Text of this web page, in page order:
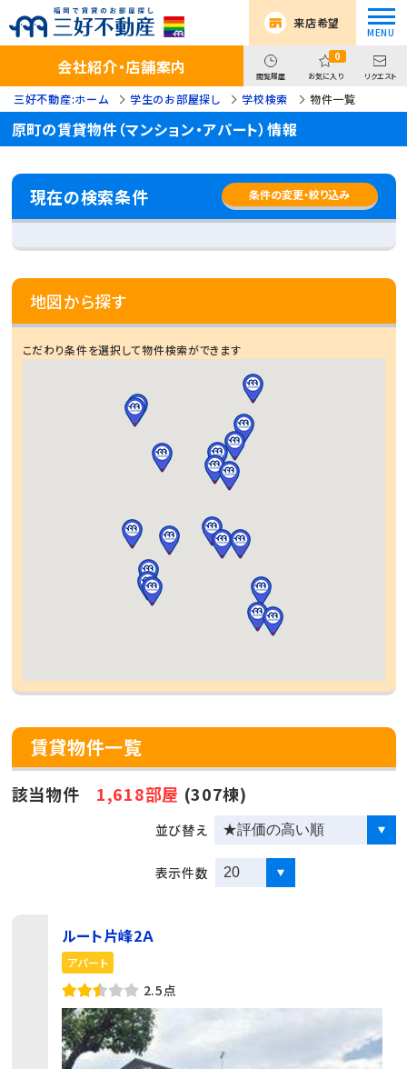
来店希望
会社紹介・店舗案内 閲覧履歴
0
お気に入り リクエスト
三好不動産:ホーム 学生のお部屋探し 学校検索 物件一覧
原町の賃貸物件（マンション・アパート）情報
賃貸物件一覧
該当物件 1,618部屋 (307棟)
並び替え
表示件数
ルート片峰2Ａ
アパート
2.5点
現在の検索条件 条件の変更・絞り込み
地図から探す
こだわり条件を選択して物件検索ができます